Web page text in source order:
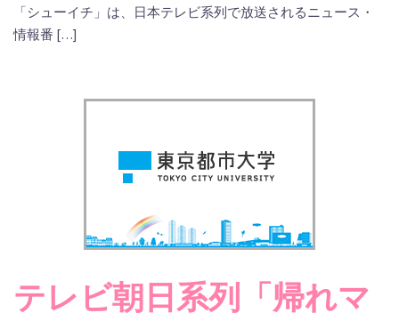
「シューイチ」は、日本テレビ系列で放送されるニュース・
情報番 […]
テレビ朝日系列「帰れマ